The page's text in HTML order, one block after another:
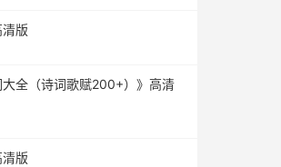
版
全（诗词歌赋200+）》高清
版